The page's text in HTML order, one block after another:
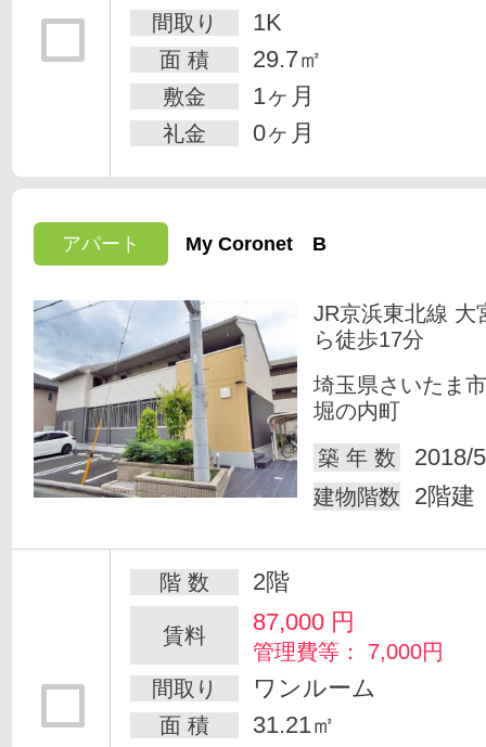
間取り
1K
面 積 29.7㎡
敷金 1ヶ月
礼金 0ヶ月
アパート My Coronet B
JR京浜東北線 大
ら徒歩17分
埼玉県さいたま
堀の内町
築 年 数
2018/
建物階数 2階建
階 数 2階
賃料 87,000 円
管理費等： 7,000円
間取り
ワンルーム
面 積 31.21㎡